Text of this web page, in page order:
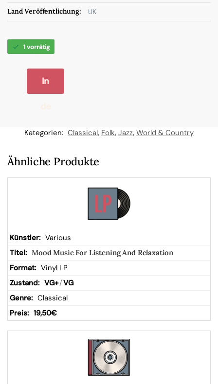
Land Veröffentlichung: UK
1 vorrätig
In
n
W
kor
b
Kategorien: Classical, Folk, Jazz, World & Country
Ähnliche Produkte
Various
Mood Music For Listening And Relaxation
Vinyl LP
VG+/VG
Classical
19,50€